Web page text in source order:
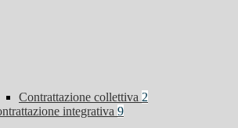
Contrattazione collettiva 2
integrativa 9